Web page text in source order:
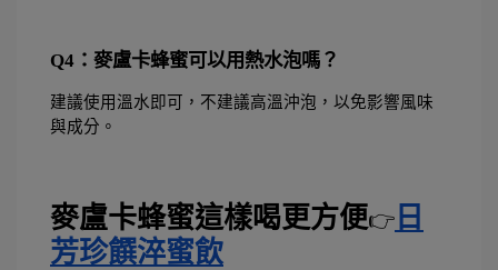
Q4：麥盧卡蜂蜜可以用熱水泡嗎？
建議使用溫水即可，不建議高溫沖泡，以免影響風味
與成分。
麥盧卡蜂蜜這樣喝更方便👉 日
芳珍饌淬蜜飲